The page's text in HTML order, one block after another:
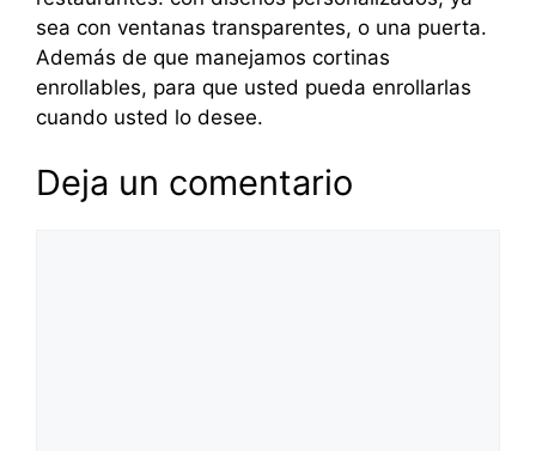
sea con ventanas transparentes, o una puerta.
Además de que manejamos cortinas
enrollables, para que usted pueda enrollarlas
cuando usted lo desee.
Deja un comentario